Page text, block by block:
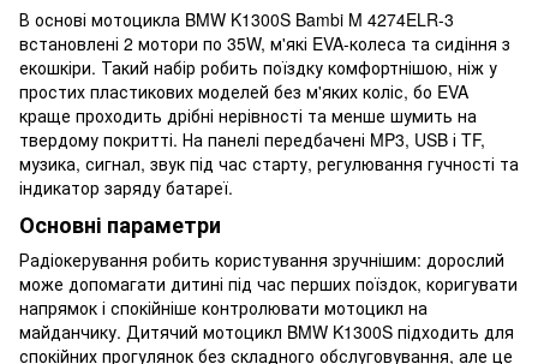
В основі мотоцикла BMW K1300S Bambi M 4274ELR-3
встановлені 2 мотори по 35W, м'які EVA-колеса та сидіння з
екошкіри. Такий набір робить поїздку комфортнішою, ніж у
простих пластикових моделей без м'яких коліс, бо EVA
краще проходить дрібні нерівності та менше шумить на
твердому покритті. На панелі передбачені MP3, USB і TF,
музика, сигнал, звук під час старту, регулювання гучності та
індикатор заряду батареї.
Основні параметри
Радіокерування робить користування зручнішим: дорослий
може допомагати дитині під час перших поїздок, коригувати
напрямок і спокійніше контролювати мотоцикл на
майданчику. Дитячий мотоцикл BMW K1300S підходить для
спокійних прогулянок без складного обслуговування, але це